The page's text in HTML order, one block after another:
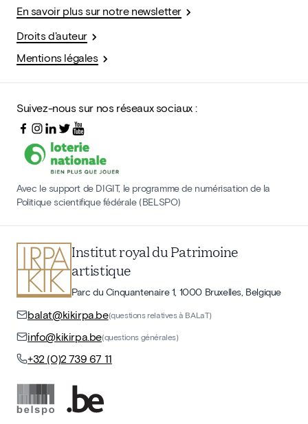
En savoir plus sur notre newsletter
Droits d'auteur
Mentions légales
Suivez-nous sur nos réseaux sociaux :
Avec le support de DIGIT, le programme de numérisation de la
Politique scientifique fédérale (BELSPO)
Institut royal du Patrimoine
artistique
Parc du Cinquantenaire 1, 1000 Bruxelles, Belgique
balat@kikirpa.be(questions relatives à BALaT)
info@kikirpa.be(questions générales)
+32 (0)2 739 67 11